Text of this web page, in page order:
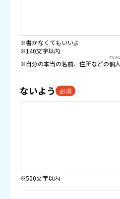
※書かなくてもいいよ
※140文字以内
※自分の本当の名前、住所などの個
こじん
ないよう 必須
※500文字以内